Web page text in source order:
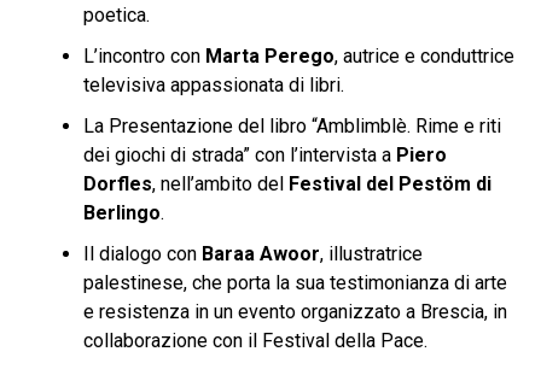
poetica.
L’incontro conMarta Perego, autrice e conduttrice
televisiva appassionata di libri.
La Presentazione del libro “Amblimblè. Rime e riti
dei giochi di strada” con l’intervista a Piero
Dorfles, nell’ambito del Festival del Pestöm di
Berlingo.
Il dialogo con Baraa Awoor, illustratrice
palestinese, che porta la sua testimonianza di arte
e resistenza in un evento organizzato a Brescia, in
collaborazione con il Festival della Pace.